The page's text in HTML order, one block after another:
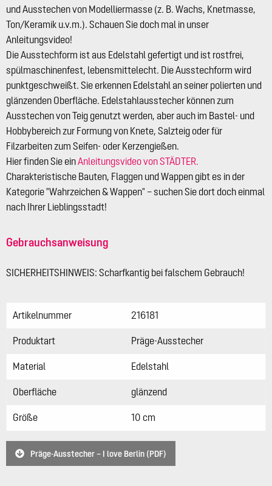
und Ausstechen von Modelliermasse (z. B. Wachs, Knetmasse,
Ton/Keramik u.v.m.). Schauen Sie doch mal in unser
Anleitungsvideo!
Die Ausstechform ist aus Edelstahl gefertigt und ist rostfrei,
spülmaschinenfest, lebensmittelecht. Die Ausstechform wird
punktgeschweißt. Sie erkennen Edelstahl an seiner polierten und
glänzenden Oberfläche. Edelstahlausstecher können zum
Ausstechen von Teig genutzt werden, aber auch im Bastel- und
Hobbybereich zur Formung von Knete, Salzteig oder für
Filzarbeiten zum Seifen- oder Kerzengießen.
Hier finden Sie einAnleitungsvideo von STÄDTER.
Charakteristische Bauten, Flaggen und Wappen gibt es in der
Kategorie "Wahrzeichen & Wappen" – suchen Sie dort doch einmal
nach Ihrer Lieblingsstadt!
Gebrauchsanweisung
SICHERHEITSHINWEIS: Scharfkantig bei falschem Gebrauch!
Artikelnummer 216181
Produktart Präge-Ausstecher
Material Edelstahl
Oberfläche glänzend
Größe 10 cm
Präge-Ausstecher – I love Berlin (PDF)